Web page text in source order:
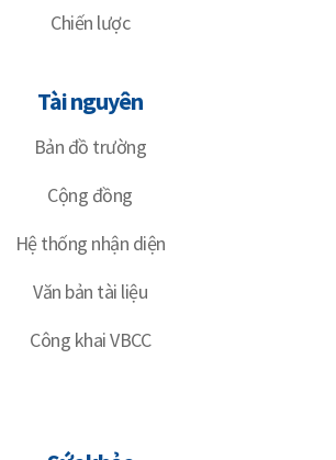
Chiến lược
Tài nguyên
Bản đồ trường
Cộng đồng
Hệ thống nhận diện
Văn bản tài liệu
Công khai VBCC